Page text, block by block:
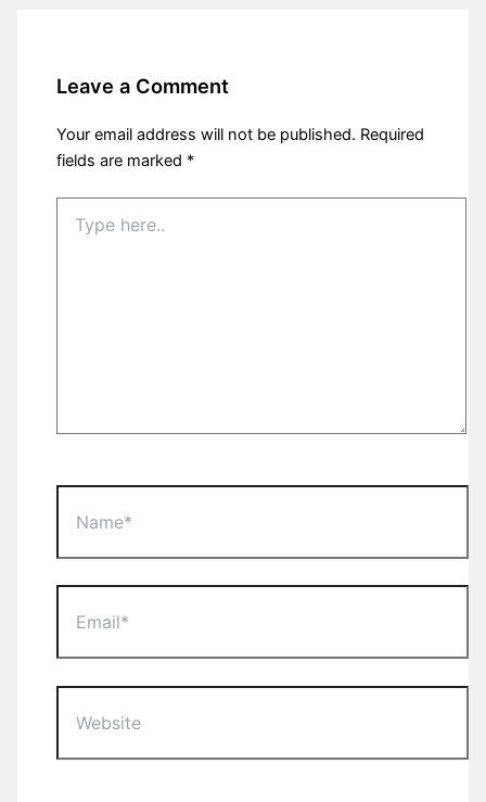
Leave a Comment
Your email address will not be published. Required
fields are marked *
here..